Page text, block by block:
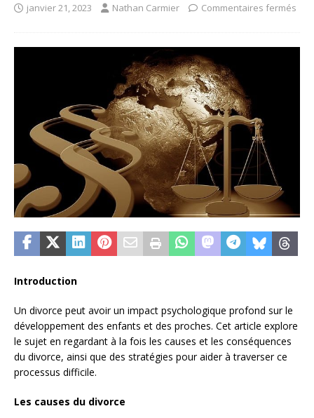
janvier 21, 2023 Nathan Carmier Commentaires fermés
Introduction
Un divorce peut avoir un impact psychologique profond sur le
développement des enfants et des proches. Cet article explore
le sujet en regardant à la fois les causes et les conséquences
du divorce, ainsi que des stratégies pour aider à traverser ce
processus difficile.
Les causes du divorce